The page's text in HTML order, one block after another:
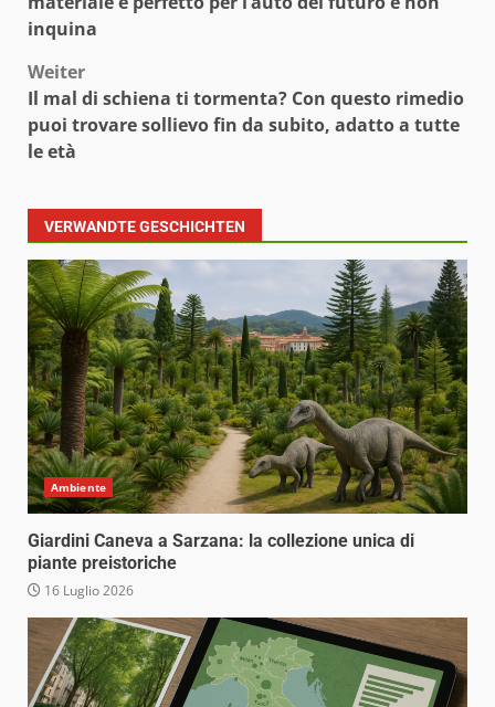
inquina
Weiter
Il mal di schiena ti tormenta? Con questo rimedio
puoi trovare sollievo fin da subito, adatto a tutte
le età
VERWANDTE GESCHICHTEN
Ambiente
Giardini Caneva a Sarzana: la collezione unica di
piante preistoriche
16 Luglio 2026